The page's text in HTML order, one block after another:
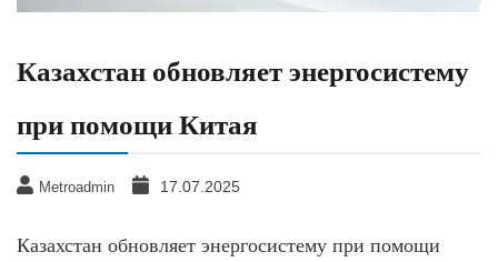
Казахстан обновляет энергосистему
при помощи Китая
Metroadmin 17.07.2025
Казахстан обновляет энергосистему при помощи